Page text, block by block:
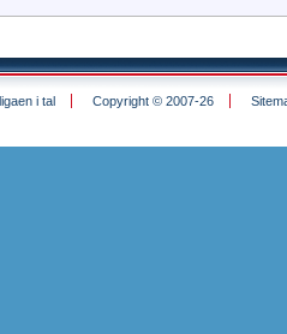
i tal Copyright © 2007-26